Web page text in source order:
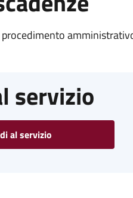
servizio
al servizio